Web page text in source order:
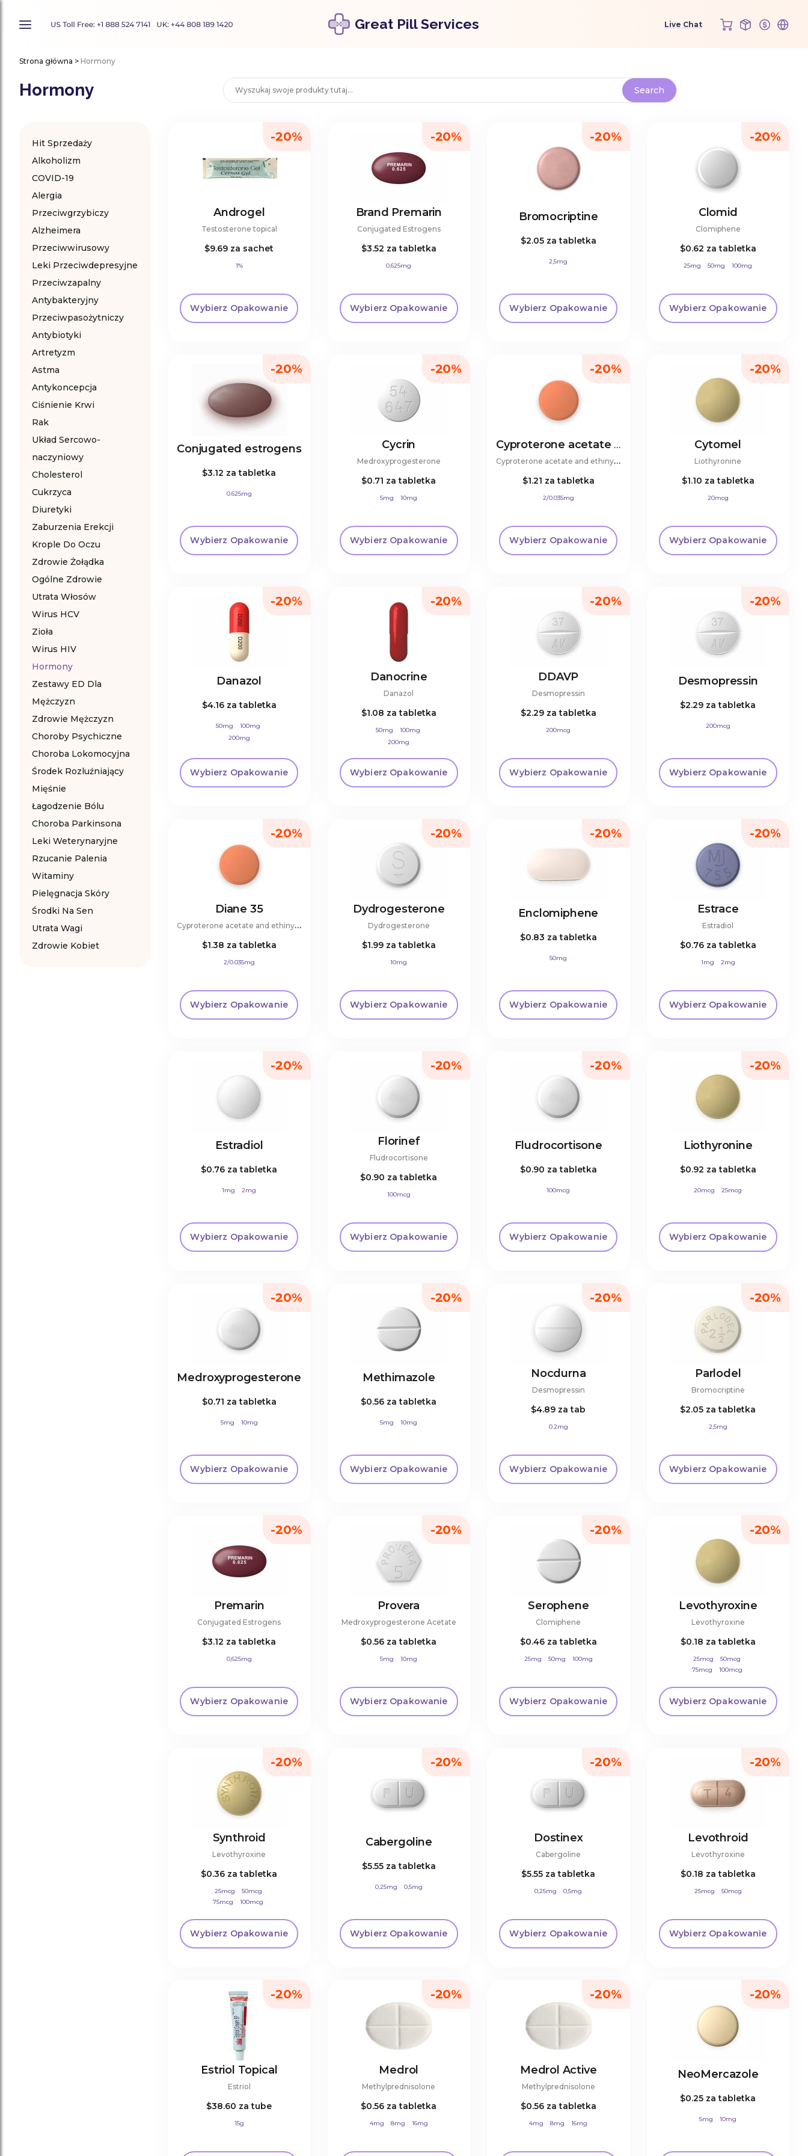
Great Pill Services
Strona główna > Hormony
Hormony
Hit Sprzedaży
Alkoholizm
COVID-19
Alergia
Przeciwgrzybiczy
Alzheimera
Przeciwwirusowy
Leki Przeciwdepresyjne
Przeciwzapalny
Antybakteryjny
Przeciwpasożytniczy
Antybiotyki
Artretyzm
Astma
Antykoncepcja
Ciśnienie Krwi
Rak
Układ Sercowo-
naczyniowy
Cholesterol
Cukrzyca
Diuretyki
Zaburzenia Erekcji
Krople Do Oczu
Zdrowie Żołądka
Ogólne Zdrowie
Utrata Włosów
Wirus HCV
Zioła
Wirus HIV
Hormony
Zestawy ED Dla
Mężczyzn
Zdrowie Mężczyzn
Choroby Psychiczne
Choroba Lokomocyjna
Środek Rozluźniający
Mięśnie
Łagodzenie Bólu
Choroba Parkinsona
Leki Weterynaryjne
Rzucanie Palenia
Witaminy
Pielęgnacja Skóry
Środki Na Sen
Utrata Wagi
Zdrowie Kobiet
Androgel
Testosterone topical
$9.69 za sachet
1%
Wybierz Opakowanie
-20%
Brand Premarin
Conjugated Estrogens
$3.52 za tabletka
0,625mg
Wybierz Opakowanie
-20%
Bromocriptine
$2.05 za tabletka
2,5mg
Wybierz Opakowanie
-20%
Clomid
Clomiphene
$0.62 za tabletka
25mg 50mg 100mg
Wybierz Opakowanie
-20%
Conjugated estrogens
$3.12 za tabletka
0.625mg
Wybierz Opakowanie
-20%
Cycrin
Medroxyprogesterone
$0.71 za tabletka
5mg 10mg
Wybierz Opakowanie
-20%
Cyproterone acetate and ethinylestradiol
C
yproterone acetate and ethinylestradiol
$1.21 za tabletka
2/0.035mg
Wybierz Opakowanie
-20%
Cytomel
Liothyronine
$1.10 za tabletka
20mcg
Wybierz Opakowanie
-20%
Danazol
$4.16 za tabletka
50mg
100mg
200mg
Wybierz Opakowanie
-20%
Danocrine
Danazol
$1.08 za tabletka
50mg
100mg
200mg
Wybierz Opakowanie
-20%
DDAVP
Desmopressin
$2.29 za tabletka
200mcg
Wybierz Opakowanie
-20%
Desmopressin
$2.29 za tabletka
200mcg
Wybierz Opakowanie
-20%
Diane 35
C
yproterone acetate and ethinylestradiol
$1.38 za tabletka
2/0.035mg
Wybierz Opakowanie
-20%
Dydrogesterone
Dydrogesterone
$1.99 za tabletka
10mg
Wybierz Opakowanie
-20%
Enclomiphene
$0.83 za tabletka
50mg
Wybierz Opakowanie
-20%
Estrace
Estradiol
$0.76 za tabletka
1mg 2mg
Wybierz Opakowanie
-20%
Estradiol
$0.76 za tabletka
1mg 2mg
Wybierz Opakowanie
-20%
Florinef
Fludrocortisone
$0.90 za tabletka
100mcg
Wybierz Opakowanie
-20%
Fludrocortisone
$0.90 za tabletka
100mcg
Wybierz Opakowanie
-20%
Liothyronine
$0.92 za tabletka
20mcg 25mcg
Wybierz Opakowanie
-20%
Medroxyprogesterone
$0.71 za tabletka
5mg 10mg
Wybierz Opakowanie
-20%
Methimazole
$0.56 za tabletka
5mg 10mg
Wybierz Opakowanie
-20%
Nocdurna
Desmopressin
$4.89 za tab
0.2mg
Wybierz Opakowanie
-20%
Parlodel
Bromocriptine
$2.05 za tabletka
2,5mg
Wybierz Opakowanie
-20%
Premarin
Conjugated Estrogens
$3.12 za tabletka
0,625mg
Wybierz Opakowanie
-20%
Provera
Medroxyprogesterone Acetate
$0.56 za tabletka
5mg 10mg
Wybierz Opakowanie
-20%
Serophene
Clomiphene
$0.46 za tabletka
25mg 50mg 100mg
Wybierz Opakowanie
-20%
Levothyroxine
Levothyroxine
$0.18 za tabletka
25mcg
50mcg
75mcg
100mcg
Wybierz Opakowanie
-20%
Synthroid
Levothyroxine
$0.36 za tabletka
25mcg
50mcg
75mcg
100mcg
Wybierz Opakowanie
-20%
Cabergoline
$5.55 za tabletka
0,25mg 0,5mg
Wybierz Opakowanie
-20%
Dostinex
Cabergoline
$5.55 za tabletka
0,25mg 0,5mg
Wybierz Opakowanie
-20%
Levothroid
Levothyroxine
$0.18 za tabletka
25mcg 50mcg
Wybierz Opakowanie
-20%
Estriol Topical
Estriol
$38.60 za tube
15g
-20%
Medrol
Methylprednisolone
$0.56 za tabletka
4mg 8mg 16mg
-20%
Medrol Active
Methylprednisolone
$0.56 za tabletka
4mg 8mg 16mg
-20%
NeoMercazole
$0.25 za tabletka
5mg 10mg
-20%